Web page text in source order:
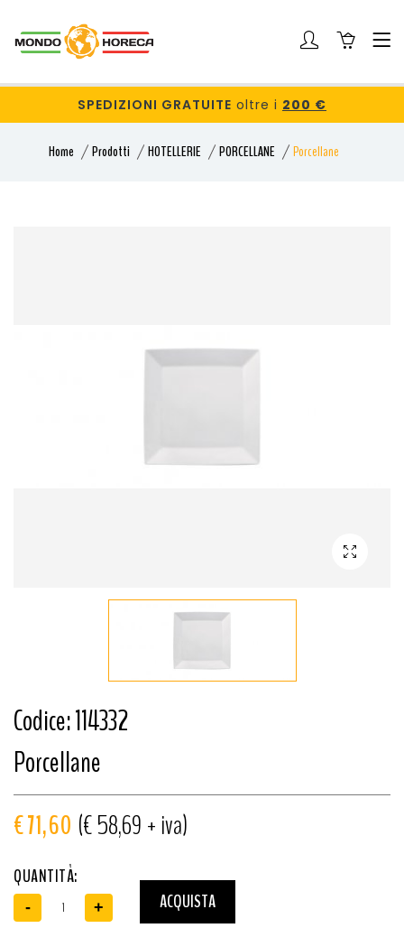
SPEDIZIONI GRATUITE oltre i 200 €
Home Prodotti HOTELLERIE PORCELLANE Porcellane
Codice: 114332
Porcellane
€ 71,60 (€ 58,69 + iva)
QUANTITÀ:
- + ACQUISTA